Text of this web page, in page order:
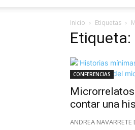
Inicio Etiquetas
CONFERENCIAS
contar una
ANDREA